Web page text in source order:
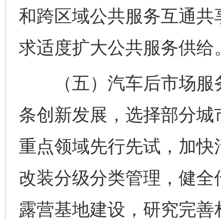
和跨区域公共服务互通
求适度扩大公共服务供给
（五）汽车后市场服
条创新发展，选择部分
重点领域先行先试，加
改装分级分类管理，健
露营基地建设，研究完